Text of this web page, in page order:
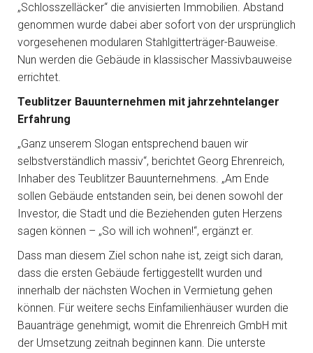
„Schlosszelläcker“ die anvisierten Immobilien. Abstand
genommen wurde dabei aber sofort von der ursprünglich
vorgesehenen modularen Stahlgitterträger-Bauweise.
Nun werden die Gebäude in klassischer Massivbauweise
errichtet.
Teublitzer Bauunternehmen mit jahrzehntelanger
Erfahrung
„Ganz unserem Slogan entsprechend bauen wir
selbstverständlich massiv“, berichtet Georg Ehrenreich,
Inhaber des Teublitzer Bauunternehmens. „Am Ende
sollen Gebäude entstanden sein, bei denen sowohl der
Investor, die Stadt und die Beziehenden guten Herzens
sagen können – „So will ich wohnen!“, ergänzt er.
Dass man diesem Ziel schon nahe ist, zeigt sich daran,
dass die ersten Gebäude fertiggestellt wurden und
innerhalb der nächsten Wochen in Vermietung gehen
können. Für weitere sechs Einfamilienhäuser wurden die
Bauanträge genehmigt, womit die Ehrenreich GmbH mit
der Umsetzung zeitnah beginnen kann. Die unterste